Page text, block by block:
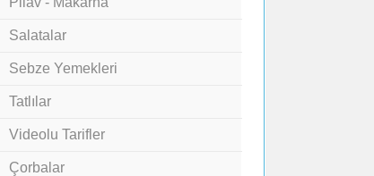
Salatalar
Sebze Yemekleri
Tatlılar
Videolu Tarifler
Çorbalar